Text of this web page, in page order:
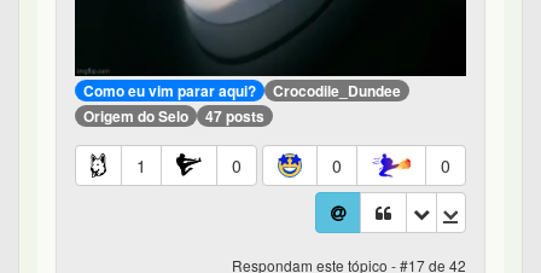
Como eu vim parar aqui?
Crocodile_Dundee
Origem do Selo
47 posts
1 0 0 0
Respondam este tópico - #17 de 42